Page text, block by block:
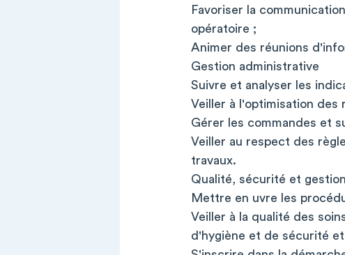
Favoriser la
opératoire ;
Animer des réunions
Gestion administrative
Suivre et analyser les
Veiller à l'optimisation des
Gérer les commandes et
Veiller au respect des
travaux.
Qualité, sécurité et
Mettre en uvre les
Veiller à la qualité des
d'hygiène et de sécurité